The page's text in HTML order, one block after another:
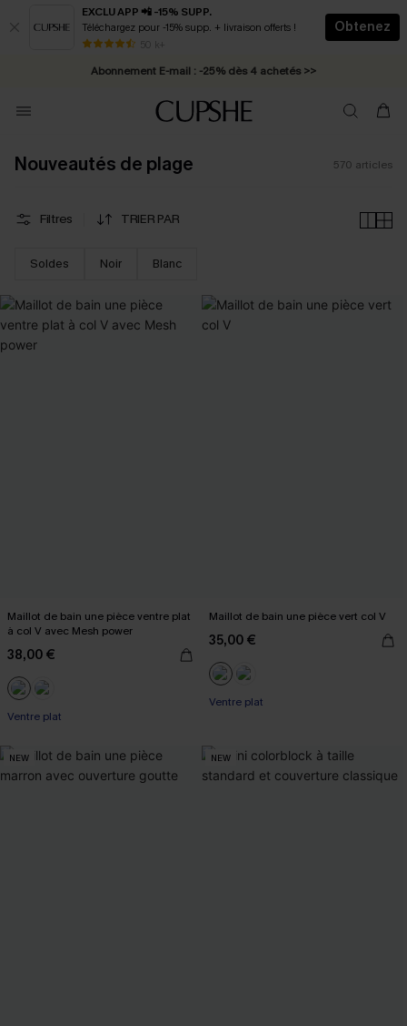
EXCLU APP 📲 -15% SUPP.
Téléchargez pour -15% supp. + livraison offerts !
50 k+
Obtenez
* Livraison éclair 2-3 jours ouvrés >>
Abonnement E-mail : -25% dès 4 achetés >>
Nouveautés de plage 570 articles
Filtres TRIER PAR
Soldes Noir Blanc
Maillot de bain une pièce ventre plat
à col V avec Mesh power
38,00 €
Ventre plat
Maillot de bain une pièce vert col V
35,00 €
Ventre plat
NEW NEW